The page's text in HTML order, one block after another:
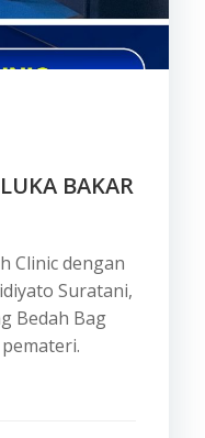
BAKAR
Clinic dengan
Suratani,
Bedah Bag